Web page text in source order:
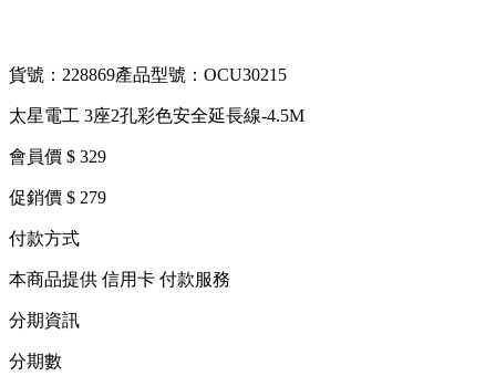
貨號：228869產品型號：OCU30215
太星電工 3座2孔彩色安全延長線-4.5M
會員價 $ 329
促銷價 $ 279
付款方式
本商品提供 信用卡 付款服務
分期資訊
分期數